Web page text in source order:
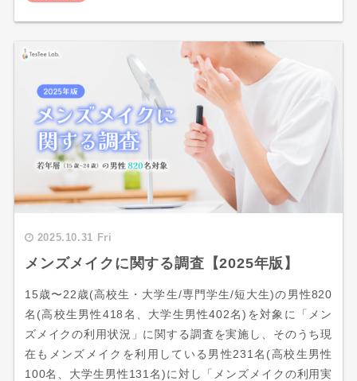
2025.10.31 Fri
メンズメイクに関する調査【2025年版】
15歳〜22歳(高校生・大学生/専門学生/短大生)の男性820
名(高校生男性418名、大学生男性402名)を対象に「メン
ズメイクの利用状況」に関する調査を実施し、そのうち現
在もメンズメイクを利用している男性231名(高校生男性
100名、大学生男性131名)に対し「メンズメイクの利用実